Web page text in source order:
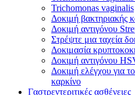
Trichomonas vaginalis
Δοκιμή βακτηριακής
Δοκιμή αντιγόνου
Στρέψτε μια ταχεία
Δοκιμασία
Δοκιμή αντιγόνου
Δοκιμή ελέγχου για
καρκίνο
Γαστρεντεριτικές ασθένειες